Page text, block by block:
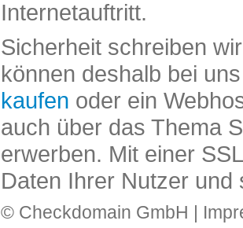
Internetauftritt.
Sicherheit schreiben
können deshalb bei
kaufen oder ein
auch über das Thema
erwerben. Mit einer
Daten Ihrer Nutzer und
© Checkdomain GmbH |